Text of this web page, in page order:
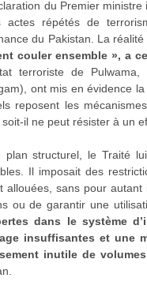
du Premier
actes répétés de
du Pakistan. La réalité
couler ensemble », a
terroriste de
ont mis en évidence
reposent les
il ne peut résister à un
plan structurel, le Traité
Il imposait des
allouées, sans pour autant
ou de garantir une
dans le système
insuffisantes et une
inutile de